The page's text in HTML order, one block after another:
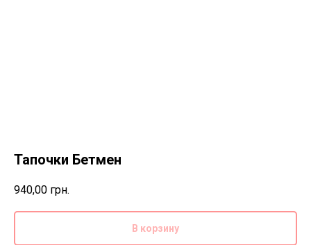
Тапочки Бетмен
940,00 грн.
В корзину